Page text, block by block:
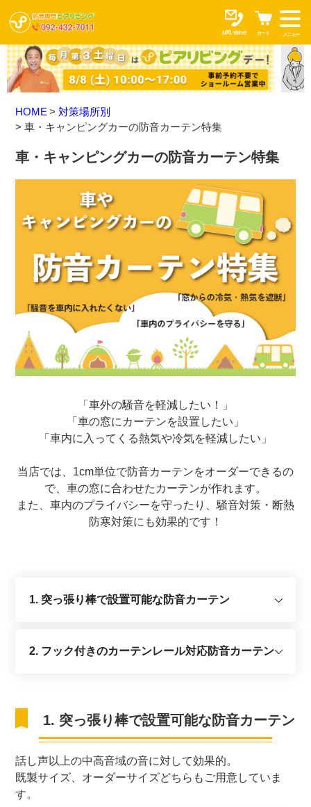
お問い合わせ カート メニュー
HOME
対策場所別
車・キャンピングカーの防音カーテン特集
車・キャンピングカーの防音カーテン特集
「車外の騒音を軽減したい！」
「車の窓にカーテンを設置したい」
「車内に入ってくる熱気や冷気を軽減したい」
当店では、1cm単位で防音カーテンをオーダーできるの
で、車の窓に合わせたカーテンが作れます。
また、車内のプライバシーを守ったり、騒音対策・断熱
防寒対策にも効果的です！
1. 突っ張り棒で設置可能な防音カーテン
2. フック付きのカーテンレール対応防音カーテン
1. 突っ張り棒で設置可能な防音カーテン
話し声以上の中高音域の音に対して効果的。
既製サイズ、オーダーサイズどちらもご用意していま
す。